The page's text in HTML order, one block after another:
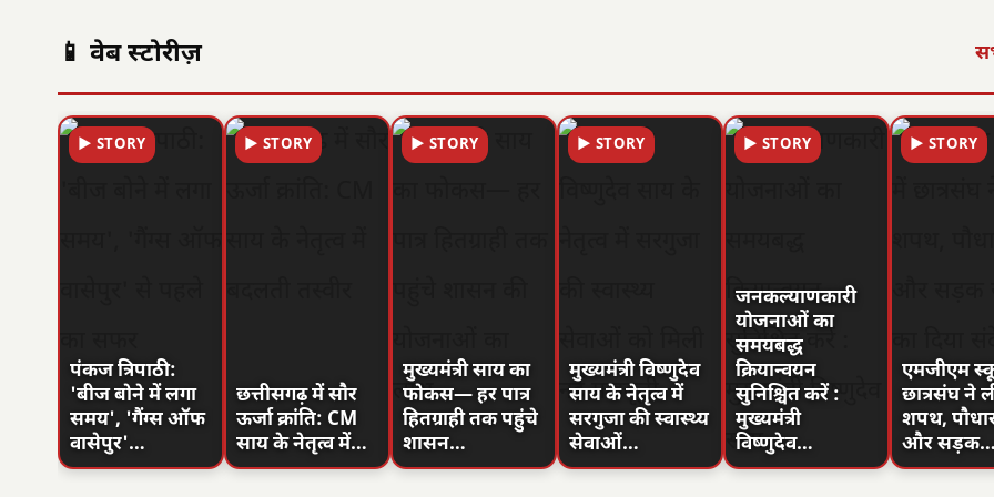
📱 वेब स्टोरीज़
▶ STORY
पंकज त्रिपाठी:
'बीज बोने में लगा
समय', 'गैंग्स ऑफ
वासेपुर'…
▶ STORY
छत्तीसगढ़ में सौर
ऊर्जा क्रांति: CM
साय के नेतृत्व में…
▶ STORY
मुख्यमंत्री साय का
फोकस— हर पात्र
हितग्राही तक पहुंचे
शासन…
▶ STORY
मुख्यमंत्री विष्णुदेव
साय के नेतृत्व में
सरगुजा की स्वास्थ्य
सेवाओं…
▶ STORY
जनकल्याणकारी
योजनाओं का
समयबद्ध
क्रियान्वयन
सुनिश्चित करें :
मुख्यमंत्री
विष्णुदेव…
▶ STORY
एमजीएम
छात्रसंघ ने
शपथ,
और सड़क…